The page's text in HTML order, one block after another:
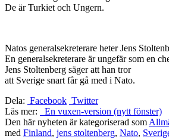
De är Turkiet och Ungern.
Natos generalsekreterare heter Jens
En generalsekreterare är ungefär som en
Jens Stoltenberg säger att han tror
att Sverige snart får gå med i Nato.
Dela: Facebook Twitter
Läs mer:
En vuxen-version (nytt fönster)
Den här nyheten är kategoriserad som
med Finland, jens stoltenberg, Nato,